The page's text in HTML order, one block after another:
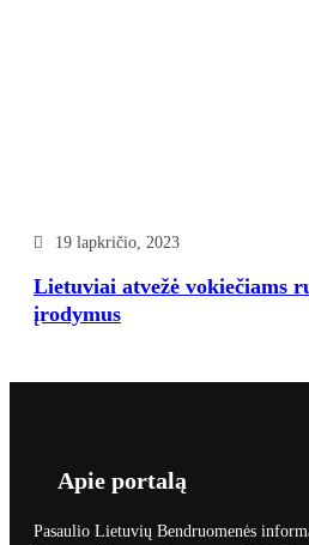
19 lapkričio, 2023
Lietuviai atvežė vokiečiams
įrodymus
Apie portalą
Pasaulio Lietuvių Bendruomenės